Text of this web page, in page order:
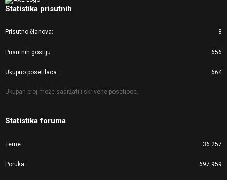
Statistika prisutnih
Prisutno članova 8
Prisutnih gostiju 656
Ukupno posetilaca 664
Ukupan broj može sadržati i skrivene posetioce.
Statistika foruma
Teme 36.257
Poruka 697.959